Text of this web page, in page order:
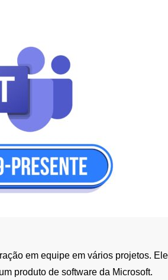
em equipe em vários projetos. Ele
produto de software da Microsoft.